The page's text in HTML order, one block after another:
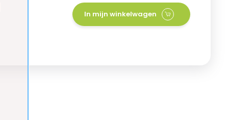
In mijn winkelwagen